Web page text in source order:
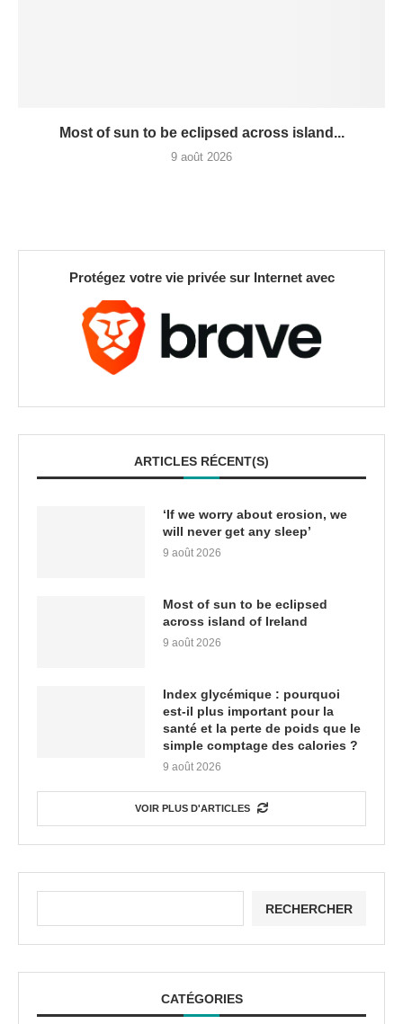
Most of sun to be eclipsed across island...
9 août 2026
Protégez votre vie privée sur Internet avec
ARTICLES RÉCENT(S)
‘If we worry about erosion, we
will never get any sleep’
9 août 2026
Most of sun to be eclipsed
across island of Ireland
9 août 2026
Index glycémique : pourquoi
est-il plus important pour la
santé et la perte de poids que le
simple comptage des calories ?
9 août 2026
VOIR PLUS D'ARTICLES
RECHERCHER
CATÉGORIES